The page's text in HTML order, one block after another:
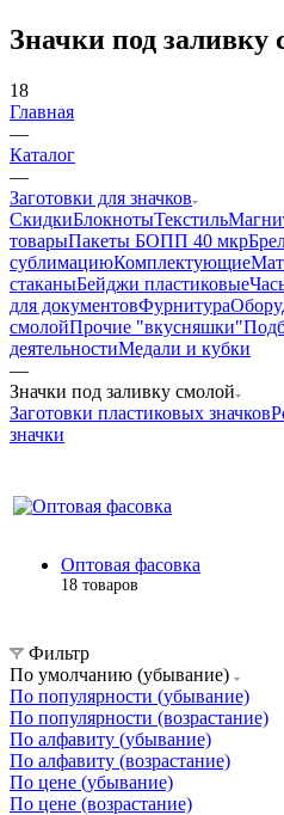
Значки под заливку
18
Главная
—
Каталог
—
Заготовки для значков
СкидкиБлокнотыТекстиль
товарыПакеты БОПП 40 мкр
сублимациюКомплектующие
стаканыБейджи пластиковые
для документовФурнитура
смолойПрочие "вкусняшки"
деятельностиМедали и кубки
—
Значки под заливку смолой
Заготовки пластиковых значков
значки
Оптовая фасовка
18 товаров
Фильтр
По умолчанию (убывание)
По популярности (убывание)
По популярности (возрастание)
По алфавиту (убывание)
По алфавиту (возрастание)
По цене (убывание)
По цене (возрастание)